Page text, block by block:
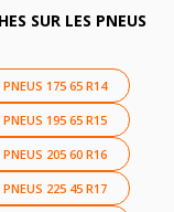
SUR LES PNEUS
PNEUS 175 65 R14
PNEUS 195 65 R15
PNEUS 205 60 R16
PNEUS 225 45 R17